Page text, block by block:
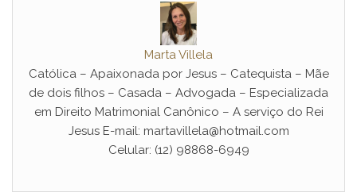
Marta Villela
Católica – Apaixonada por Jesus – Catequista – Mãe
de dois filhos – Casada – Advogada – Especializada
em Direito Matrimonial Canônico – A serviço do Rei
Jesus E-mail: martavillela@hotmail.com
Celular: (12) 98868-6949